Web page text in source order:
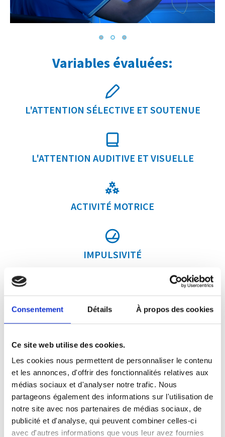
Consentement Détails À propos des cookies
Ce site web utilise des cookies.
Les cookies nous permettent de personnaliser le contenu
et les annonces, d'offrir des fonctionnalités relatives aux
médias sociaux et d'analyser notre trafic. Nous
partageons également des informations sur l'utilisation de
notre site avec nos partenaires de médias sociaux, de
publicité et d'analyse, qui peuvent combiner celles-ci
avec d'autres informations que vous leur avez fournies
Variables évaluées:
L'ATTENTION SÉLECTIVE ET SOUTENUE
L'ATTENTION AUDITIVE ET VISUELLE
ACTIVITÉ MOTRICE
IMPULSIVITÉ
PERSEVERANCE
MÉMOIRE DE TRAVAIL
TEMPS DE RÉACTION